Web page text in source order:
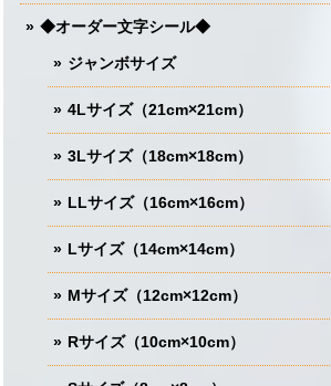
◆オーダー文字シール◆
ジャンボサイズ
4Lサイズ（21cm×21cm）
3Lサイズ（18cm×18cm）
LLサイズ（16cm×16cm）
Lサイズ（14cm×14cm）
Mサイズ（12cm×12cm）
Rサイズ（10cm×10cm）